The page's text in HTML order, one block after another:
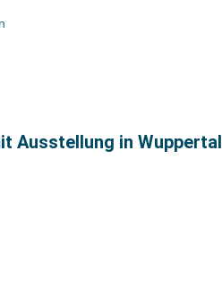
Ausstellung in Wuppertal